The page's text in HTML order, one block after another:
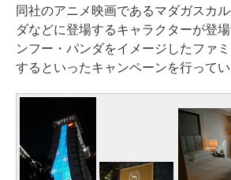
同社のアニメ映画であるマダガスカ
ダなどに登場するキャラクターが登
ンフー・パンダをイメージしたファ
するといったキャンペーンを行ってい